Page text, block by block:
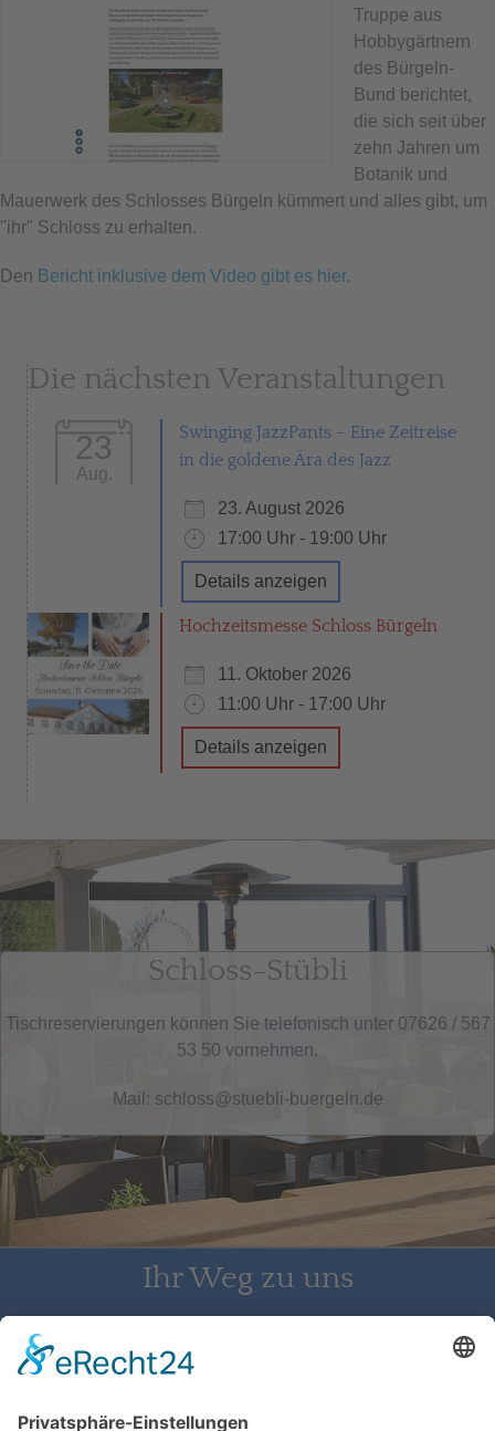
Truppe aus
Hobbygärtnern
des Bürgeln-
Bund berichtet,
die sich seit über
zehn Jahren um
Botanik und
Mauerwerk des Schlosses Bürgeln kümmert und alles gibt, um
"ihr" Schloss zu erhalten.
Den Bericht inklusive dem Video gibt es hier.
Die nächsten Veranstaltungen
23
Aug.
Swinging JazzPants – Eine Zeitreise
in die goldene Ära des Jazz
23. August 2026
17:00 Uhr - 19:00 Uhr
Details anzeigen
Hochzeitsmesse Schloss Bürgeln
11. Oktober 2026
11:00 Uhr - 17:00 Uhr
Details anzeigen
Schloss-Stübli
Tischreservierungen können Sie telefonisch unter 07626 / 567
53 50 vornehmen.
Mail: schloss@stuebli-buergeln.de
Ihr Weg zu uns
Schloss Bürgeln, 79418 Schliengen | Telefon: 07626/237 | E-
Mail: direktion@schlossbuergeln.de